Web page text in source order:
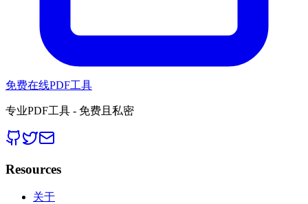
免费在线PDF工具
专业PDF工具 - 免费且私密
Resources
关于